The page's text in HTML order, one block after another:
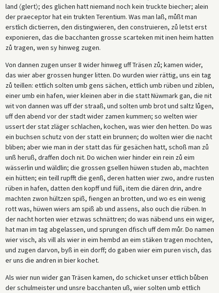
land 〈glert〉; des glichen hatt niemand noch kein truckte biecher; alein
der praeceptor hat ein trukten Terentium. Was man laß, můßt man
erstlich dictierren, den distingwieren, den construieren, zů letst erst
exponieren, das die bacchanten grosse scarteken mit inen heim hatten
zů tragen, wen sy hinweg zugen.
Von dannen zugen unser 8 wider hinweg uff Träsen zů; kamen wider,
das wier aber grossen hunger litten. Do wurden wier rättig, uns ein tag
zů teillen: ettlich solten umb gens sächen, ettlich umb rüben und ziblen,
einer umb ein hafen, wier kleinen aber in die statt Nüwmark gan, die nit
wit von dannen was uff der straaß, und solten umb brot und saltz lůgen,
uff den abend vor der stadt wider zamen kummen; so welten wier
ussert der stat zläger schlachen, kochen, was wier den hetten. Do was
ein buchsen schutz von der statt ein brunnen; do wolten wier die nacht
bliben; aber wie man in der statt das für gesächen hatt, schoß man zů
unß heruß, draffen doch nit. Do wichen wier hinder ein rein zů eim
wässerlin und wäldlin; die grossen gsellen hüwen studen ab, machten
ein hütten; ein teill rupfft die genß, deren hatten wier zwo, andre rusten
rüben in hafen, datten den kopff und füß, item die dären drin, andre
machten zwon hültzen spiß, fiengen an brotten, und wo es ein wenig
rott was, hüwen wiers am spiß ab und assens, also ouch die rüben. In
der nacht horten wier etzwas schnättren; do was näbend uns ein wiger,
hat man im tag abgelassen, und sprungen dfisch uff dem můr. Do namen
wier visch, als vill als wier in eim hembd an eim stäken tragen mochten,
und zugen darvon, byß in ein dorff; do gaben wier eim puren visch, das
er uns die andren in bier kochet.
Als wier nun wider gan Träsen kamen, do schicket unser ettlich bůben
der schulmeister und unsre bacchanten uß, wier solten umb ettlich